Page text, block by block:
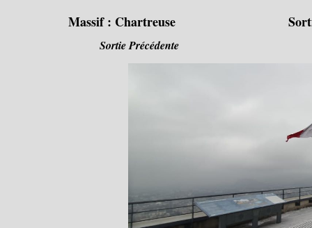
Massif : Chartreuse
Sortie Précédente